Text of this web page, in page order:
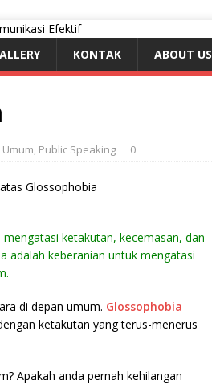
KONTAK ABOUT US
, Public Speaking 0
ketakutan, kecemasan, dan
adalah keberanian untuk mengatasi
di depan umum. Glossophobia
ketakutan yang terus-menerus
Apakah anda pernah kehilangan